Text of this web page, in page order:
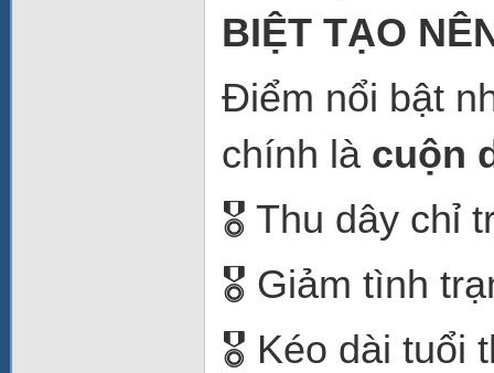
BIỆT TẠO
Điểm nổi bật
chính là cuộn
🎖️ Thu dây chỉ
🎖️ Giảm tình
🎖️ Kéo dài tuổi